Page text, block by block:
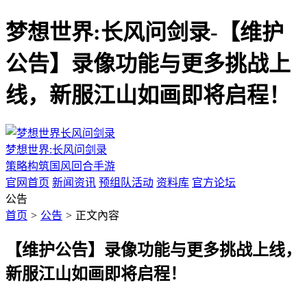
梦想世界:长风问剑录-【维护
公告】录像功能与更多挑战上
线，新服江山如画即将启程！
梦想世界:长风问剑录
策略构筑国风回合手游
官网首页 新闻资讯 预组队活动 资料库 官方论坛
公告
首页 > 公告 > 正文內容
【维护公告】录像功能与更多挑战上线，
新服江山如画即将启程！